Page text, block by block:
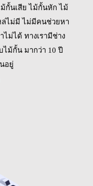
กั้นเสีย ไม้กั้นหัก ไม้
ไม่มี ไม่มีคนช่วยหา
ม่ได้ ทางเรามีช่าง
ม้กั้น มากว่า 10 ปี
อยู่